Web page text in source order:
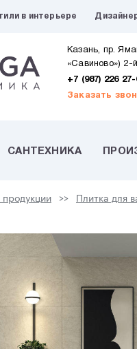
в интерьере
Казань, пр.
«Савиново») 2-
+7 (987) 226 27-
Заказать
САНТЕХНИКА
продукции Плитка для